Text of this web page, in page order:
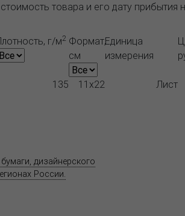
товара и его дату
г/м2 Формат,
см
Единица
измерения
135 11x22 Лист
дизайнерского
России.